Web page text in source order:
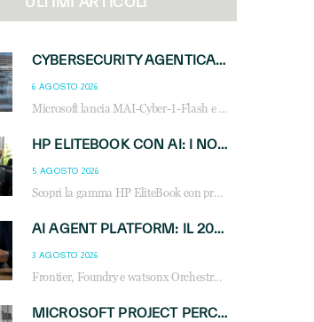
CYBERSECURITY AGENTICA: CON PERCEPTION E MAI-CYBER-1-FLASH MICROSOFT APRE NUOVI SERVIZI PER IL CANALE
6 AGOSTO 2026
Microsoft lancia MAI-Cyber-1-Flash e Perception: cybersecurity agentica in preview dal 3 novembre. Cosa cambia per MSP, system integrator e reseller.
HP ELITEBOOK CON AI: I NOTEBOOK BUSINESS INTELLIGENTI CHE TRASFORMANO PRODUTTIVITÀ, SICUREZZA E LAVORO IBRIDO
5 AGOSTO 2026
Scopri la gamma HP EliteBook con processori Intel® Core™ Ultra e AMD Ryzen™ AI. Notebook business progettati per aumentare la produttività, migliorare la collaborazione e garantire sicurezza avanzata in ufficio e in mobilità.
AI AGENT PLATFORM: IL 2026 È L’ANNO DEL «SISTEMA OPERATIVO» PER GLI AGENTI AZIENDALI
3 AGOSTO 2026
Frontier, Foundry e watsonx Orchestrate: la guerra delle piattaforme AI agent ridisegna il mercato IT. Cosa cambia per reseller, MSP e system integrator.
MICROSOFT PROJECT PERCEPTION: COME GLI AGENTI AI CAMBIERANNO SOC, CYBERSECURITY E SERVIZI MSP